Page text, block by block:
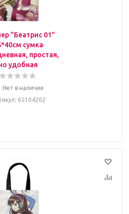
"Беатрис 01"
сумка
простая,
удобная
Нет в наличии
: 65104202